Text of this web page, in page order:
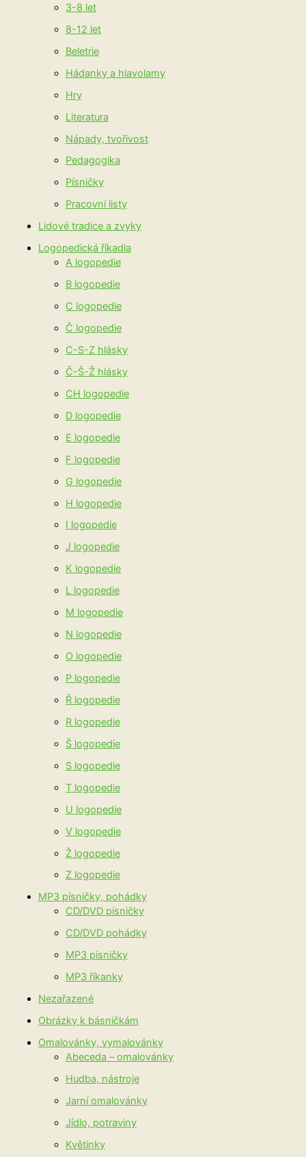
3-8 let
8-12 let
Beletrie
Hádanky a hlavolamy
Hry
Literatura
Nápady, tvořivost
Pedagogika
Písničky
Pracovní listy
Lidové tradice a zvyky
Logopedická říkadla
A logopedie
B logopedie
C logopedie
Č logopedie
C-S-Z hlásky
Č-Š-Ž hlásky
CH logopedie
D logopedie
E logopedie
F logopedie
G logopedie
H logopedie
I logopedie
J logopedie
K logopedie
L logopedie
M logopedie
N logopedie
O logopedie
P logopedie
Ř logopedie
R logopedie
Š logopedie
S logopedie
T logopedie
U logopedie
V logopedie
Ž logopedie
Z logopedie
MP3 písničky, pohádky
CD/DVD písničky
CD/DVD pohádky
MP3 písničky
MP3 říkanky
Nezařazené
Obrázky k básničkám
Omalovánky, vymalovánky
Abeceda – omalovánky
Hudba, nástroje
Jarní omalovánky
Jídlo, potraviny
Květinky